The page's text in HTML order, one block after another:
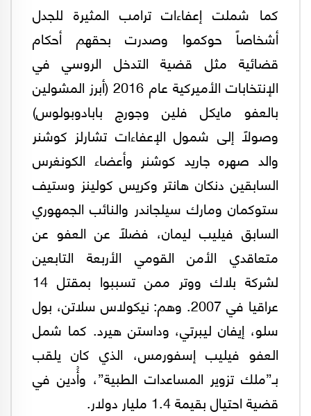
كما شملت إعفاءات ترامب المثيرة للجدل
أشخاصاً حوكموا وصدرت بحقهم أحكام
قضائية مثل قضية التدخل الروسي في
الإنتخابات الأميركية عام 2016 (أبرز المشولين
بالعفو مايكل فلين وجورج بابادوبولوس)
وصولاً إلى شمول الإعفاءات تشارلز كوشنر
والد صهره جاريد كوشنر وأعضاء الكونغرس
السابقين دنكان هانتر وكريس كولينز وستيف
ستوكمان ومارك سيلجاندر والنائب الجمهوري
السابق فيليب ليمان، فضلاً عن العفو عن
متعاقدي الأمن القومي الأربعة التابعين
لشركة بلاك ووتر ممن تسببوا بمقتل 14
عراقيا في 2007. وهم: نيكولاس سلاتن، بول
سلو، إيفان ليبرتي، وداستن هيرد. كما شمل
العفو فيليب إسفورمس، الذي كان يلقب
بـ”ملك تزوير المساعدات الطبية”، وأُدين في
قضية احتيال بقيمة 1.4 مليار دولار.